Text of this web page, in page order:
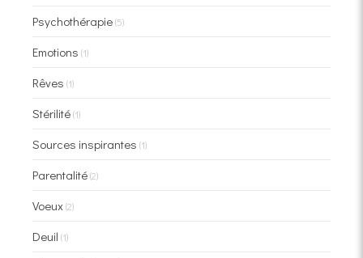
Psychothérapie(5)
Emotions (1)
Rêves (1)
Stérilité(1)
Sources inspirantes (1)
Parentalité(2)
Voeux(2)
Deuil (1)